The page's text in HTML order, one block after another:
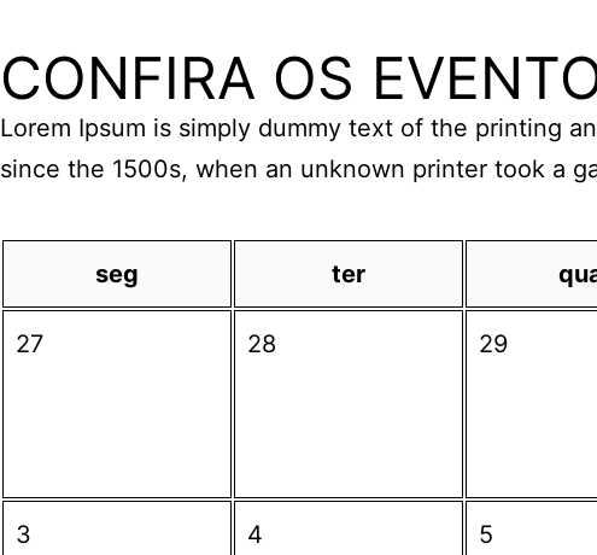
CONFIRA OS
Lorem Ipsum is simply dummy text of the printing
since the 1500s, when an unknown printer took a
seg ter
27 28 29
3 4 5